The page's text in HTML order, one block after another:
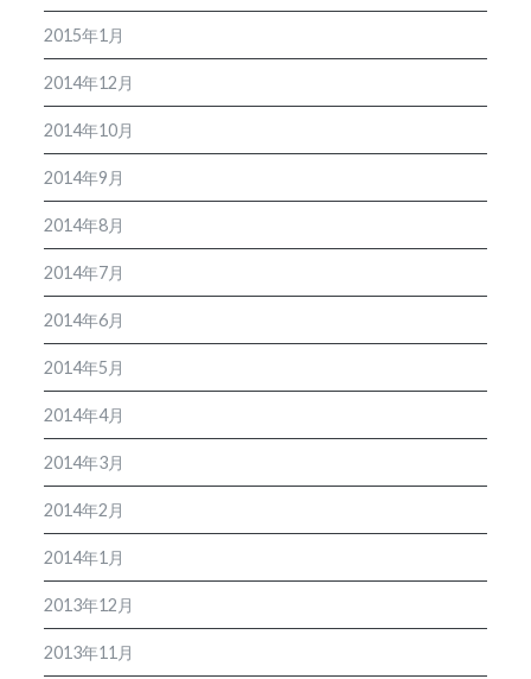
2015年1月
2014年12月
2014年10月
2014年9月
2014年8月
2014年7月
2014年6月
2014年5月
2014年4月
2014年3月
2014年2月
2014年1月
2013年12月
2013年11月